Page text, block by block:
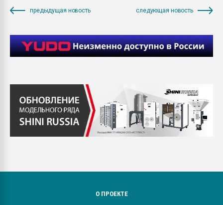
предыдущая новость следующая новость
О ПРОЕКТЕ